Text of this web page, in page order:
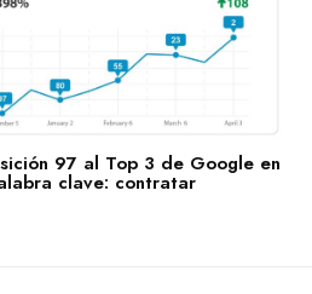
97 al Top 3 de Google en
clave: contratar